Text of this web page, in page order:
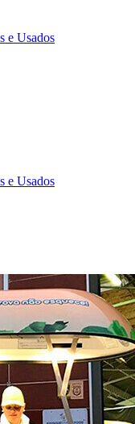
e Usados
e Usados